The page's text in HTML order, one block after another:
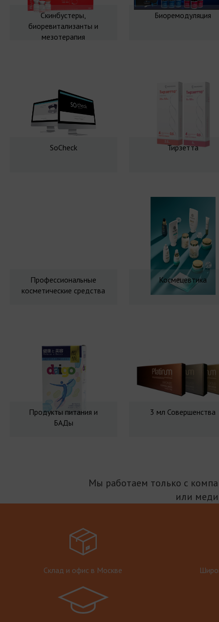
Скинбустеры,
биоревитализанты и
мезотерапия
Биоремодуляция
SoCheck Тирзетта
Профессиональные
косметические средства
Космецевтика
Продукты питания и
БАДы
3 мл Совершенства
Мы работаем только с
или
Склад и офис в Москве